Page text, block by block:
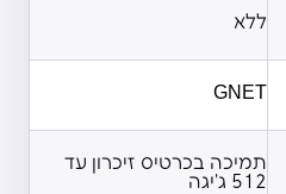
ללא
GNET
תמיכה בכרטיס זיכרון עד
512 ג'יגה